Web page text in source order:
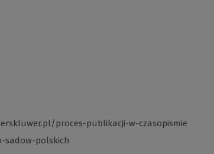
proces-publikacji-w-czasopismie
sadow-polskich